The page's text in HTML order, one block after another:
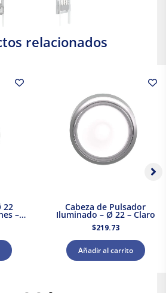
relacionados
22
– 2
Cabeza de Pulsador
Iluminado – Ø 22 – Claro
$219.73
Añadir al carrito